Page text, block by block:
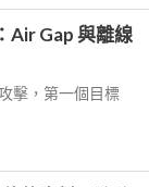
Air Gap 與離線
擊，第一個目標